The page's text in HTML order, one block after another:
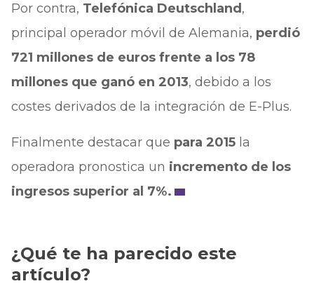
Por contra, Telefónica Deutschland ,
principal operador móvil de Alemania, perdió
721 millones de euros frente a los 78
millones que ganó en 2013, debido a los
costes derivados de la integración de E-Plus.
Finalmente destacar que para 2015la
operadora pronostica un incremento de los
ingresos superior al 7%.
¿Qué te ha parecido este
artículo?